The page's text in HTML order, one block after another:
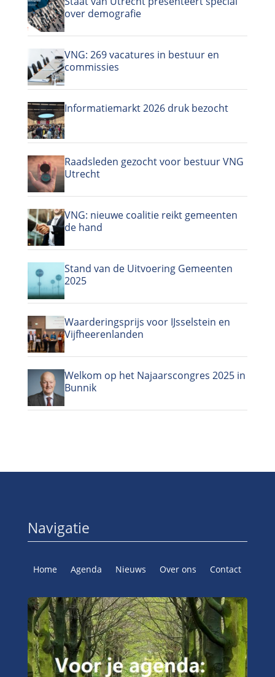
over demografie
VNG: 269 vacatures in bestuur en
commissies
Informatiemarkt 2026 druk bezocht
Raadsleden gezocht voor bestuur VNG
Utrecht
VNG: nieuwe coalitie reikt gemeenten
de hand
Stand van de Uitvoering Gemeenten
2025
Waarderingsprijs voor IJsselstein en
Vijfheerenlanden
Welkom op het Najaarscongres 2025 in
Bunnik
Navigatie
Home Agenda Nieuws Over ons Contact